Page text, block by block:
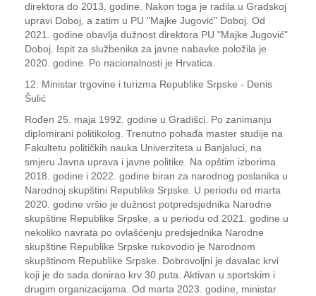
direktora do 2013. godine. Nakon toga je radila u Gradskoj
upravi Doboj, a zatim u PU "Majke Jugović" Doboj. Od
2021. godine obavlja dužnost direktora PU "Majke Jugović"
Doboj. Ispit za službenika za javne nabavke položila je
2020. godine. Po nacionalnosti je Hrvatica.
12. Ministar trgovine i turizma Republike Srpske - Denis
Šulić
Rođen 25. maja 1992. godine u Gradišci. Po zanimanju
diplomirani politikolog. Trenutno pohađa master studije na
Fakultetu političkih nauka Univerziteta u Banjaluci, na
smjeru Javna uprava i javne politike. Na opštim izborima
2018. godine i 2022. godine biran za narodnog poslanika u
Narodnoj skupštini Republike Srpske. U periodu od marta
2020. godine vršio je dužnost potpredsjednika Narodne
skupštine Republike Srpske, a u periodu od 2021. godine u
nekoliko navrata po ovlašćenju predsjednika Narodne
skupštine Republike Srpske rukovodio je Narodnom
skupštinom Republike Srpske. Dobrovoljni je davalac krvi
koji je do sada donirao krv 30 puta. Aktivan u sportskim i
drugim organizacijama. Od marta 2023. godine, ministar